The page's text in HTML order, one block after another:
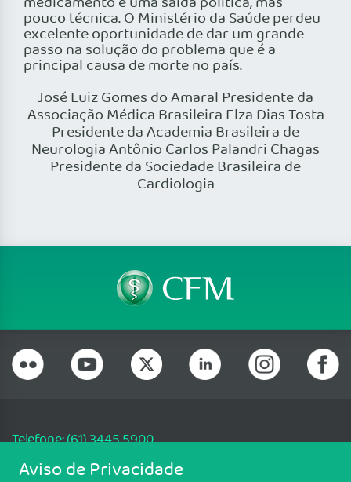
pouco técnica. O Ministério da Saúde perdeu
excelente oportunidade de dar um grande
passo na solução do problema que é a
principal causa de morte no país.
José Luiz Gomes do Amaral Presidente da
Associação Médica Brasileira Elza Dias Tosta
Presidente da Academia Brasileira de
Neurologia Antônio Carlos Palandri Chagas
Presidente da Sociedade Brasileira de
Cardiologia
Telefone: (61) 3445 5900
Email: cfm@portalmedico.org.br
Aviso de Privacidade